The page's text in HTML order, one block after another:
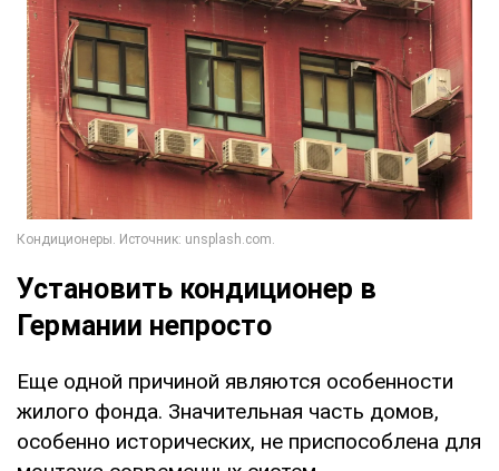
Установить кондиционер в
Германии непросто
Еще одной причиной являются особенности
жилого фонда. Значительная часть домов,
особенно исторических, не приспособлена для